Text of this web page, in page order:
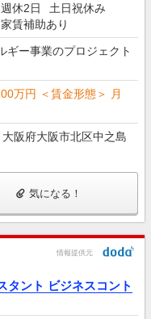
週休2日
土日祝休み
賃補助あり
ギー事業のプロジェクト
万円 ＜賃金形態＞ 月
阪府大阪市北区中之島
気になる！
情報提供元
タント ビジネスコント